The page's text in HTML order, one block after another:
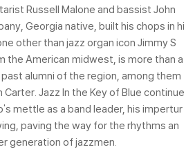
Russell Malone and bassist John
Georgia native, built his chops in hi
other than jazz organ icon Jimmy S
the American midwest, is more than a
alumni of the region, among them
Carter. Jazz In the Key of Blue continue
mettle as a band leader, his impertur
paving the way for the rhythms an
generation of jazzmen.